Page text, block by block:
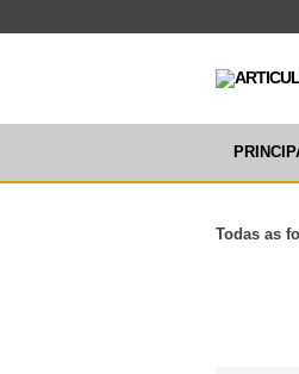
Todas as